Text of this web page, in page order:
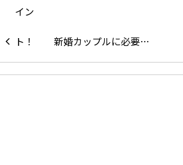
新婚カップルに必要…